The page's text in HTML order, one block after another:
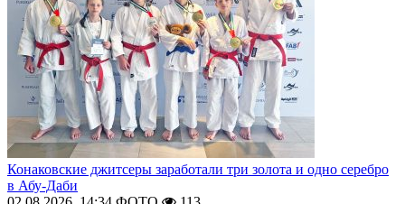
Конаковские джитсеры заработали три золота и одно серебро
в Абу-Даби